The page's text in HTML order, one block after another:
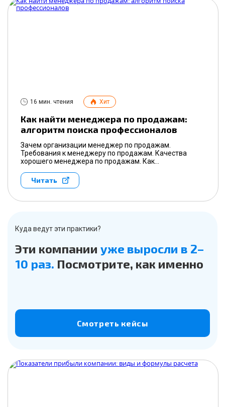
16 мин. чтения Хит
Как найти менеджера по продажам:
алгоритм поиска профессионалов
Зачем организации менеджер по продажам.
Требования к менеджеру по продажам. Качества
хорошего менеджера по продажам. Как...
Читать
Куда ведут эти практики?
Эти компании уже выросли в 2–
10 раз. Посмотрите, как именно
Смотреть кейсы